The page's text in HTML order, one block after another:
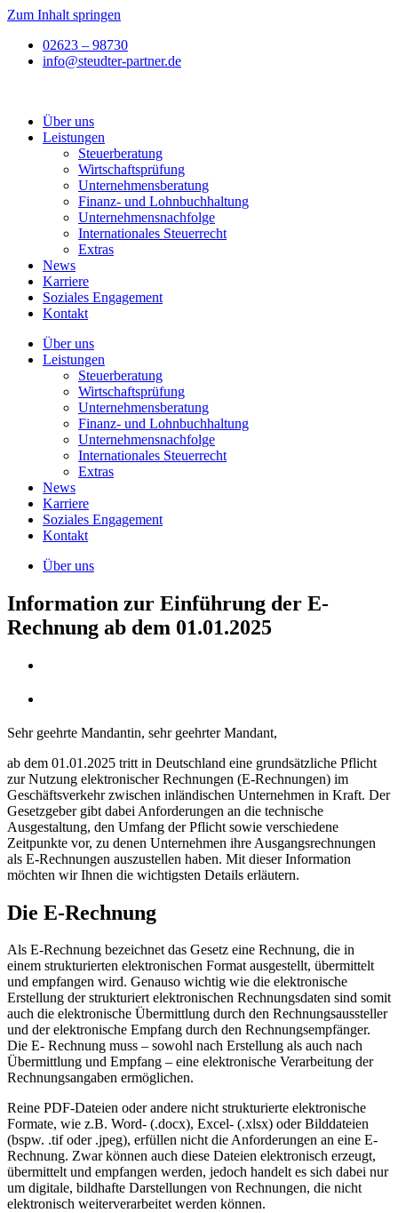
Zum Inhalt springen
02623 – 98730
info@steudter-partner.de
Über uns
Leistungen
Steuer­­beratung
Wirtschafts­prüfung
Unternehmens­beratung
Finanz- und Lohnbuchhaltung
Unternehmens­nachfolge
Internationales Steuerrecht
Extras
News
Karriere
Soziales Engagement
Kontakt
Über uns
Leistungen
Steuer­­beratung
Wirtschafts­prüfung
Unternehmens­beratung
Finanz- und Lohnbuchhaltung
Unternehmens­nachfolge
Internationales Steuerrecht
Extras
News
Karriere
Soziales Engagement
Kontakt
Über uns
Information zur Einführung der E-
Rechnung ab dem 01.01.2025
Sehr geehrte Mandantin, sehr geehrter Mandant,
ab dem 01.01.2025 tritt in Deutschland eine grundsätzliche Pflicht
zur Nutzung elektronischer Rechnungen (E-Rechnungen) im
Geschäftsverkehr zwischen inländischen Unternehmen in Kraft. Der
Gesetzgeber gibt dabei Anforderungen an die technische
Ausgestaltung, den Umfang der Pflicht sowie verschiedene
Zeitpunkte vor, zu denen Unternehmen ihre Ausgangsrechnungen
als E-Rechnungen auszustellen haben. Mit dieser Information
möchten wir Ihnen die wichtigsten Details erläutern.
Die E-Rechnung
Als E-Rechnung bezeichnet das Gesetz eine Rechnung, die in
einem strukturierten elektronischen Format ausgestellt, übermittelt
und empfangen wird. Genauso wichtig wie die elektronische
Erstellung der strukturiert elektronischen Rechnungsdaten sind somit
auch die elektronische Übermittlung durch den Rechnungsaussteller
und der elektronische Empfang durch den Rechnungsempfänger.
Die E- Rechnung muss – sowohl nach Erstellung als auch nach
Übermittlung und Empfang – eine elektronische Verarbeitung der
Rechnungsangaben ermöglichen.
Reine PDF-Dateien oder andere nicht strukturierte elektronische
Formate, wie z.B. Word- (.docx), Excel- (.xlsx) oder Bilddateien
(bspw. .tif oder .jpeg), erfüllen nicht die Anforderungen an eine E-
Rechnung. Zwar können auch diese Dateien elektronisch erzeugt,
übermittelt und empfangen werden, jedoch handelt es sich dabei nur
um digitale, bildhafte Darstellungen von Rechnungen, die nicht
elektronisch weiterverarbeitet werden können.